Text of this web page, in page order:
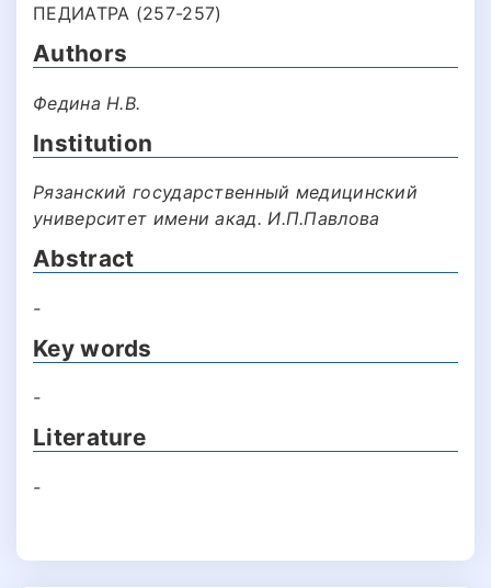
ПЕДИАТРА (257-257)
Authors
Федина Н.В.
Institution
Рязанский государственный медицинский
университет имени акад. И.П.Павлова
Abstract
-
Key words
-
Literature
-